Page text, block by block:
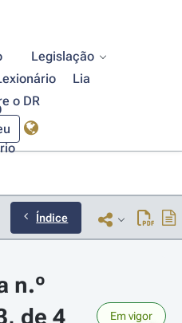
Legislação
Lia
o DR
Índice
n.º
de 4
Em vigor